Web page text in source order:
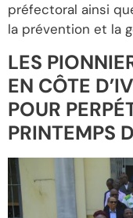
préfectoral ainsi
la prévention et la
LES
EN CÔTE
POUR
PRINTEMPS